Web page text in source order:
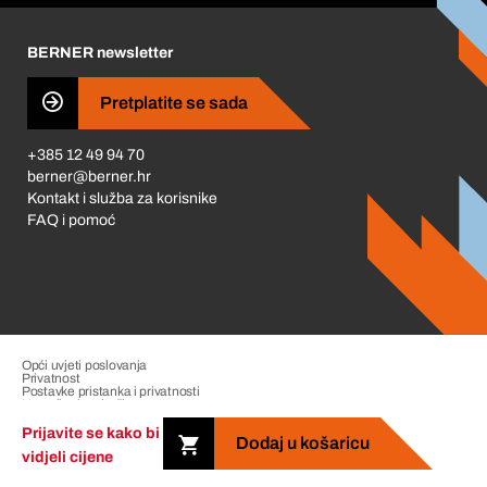
Prijavite se kako bi
vidjeli cijene
Dodaj u košaricu
Business Conduct
BERNER newsletter
Pretplatite se sada
+385 12 49 94 70
berner@berner.hr
Kontakt i služba za korisnike
FAQ i pomoć
Copyright &copy; 2026 The Berner Group. All rights reserved.
Opći uvjeti poslovanja
Privatnost
Postavke pristanka i privatnosti
Upravljanje pritužbama